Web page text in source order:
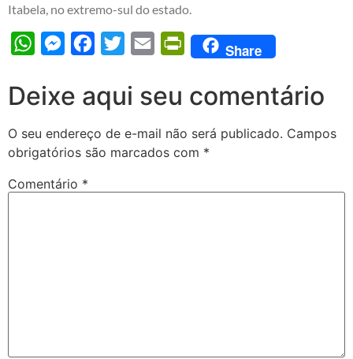
Itabela, no extremo-sul do estado.
WhatsAppMessengerFacebook
Twitter Email PrintFriendly
Share
Deixe aqui seu comentário
O seu endereço de e-mail não será publicado. Campos
obrigatórios são marcados com *
Comentário *